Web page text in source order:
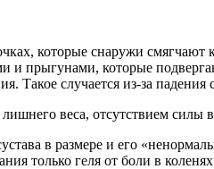
которые снаружи смягчают
прыгунами, которые
случается из-за
веса, отсутствием
в размере и его
только геля от боли в